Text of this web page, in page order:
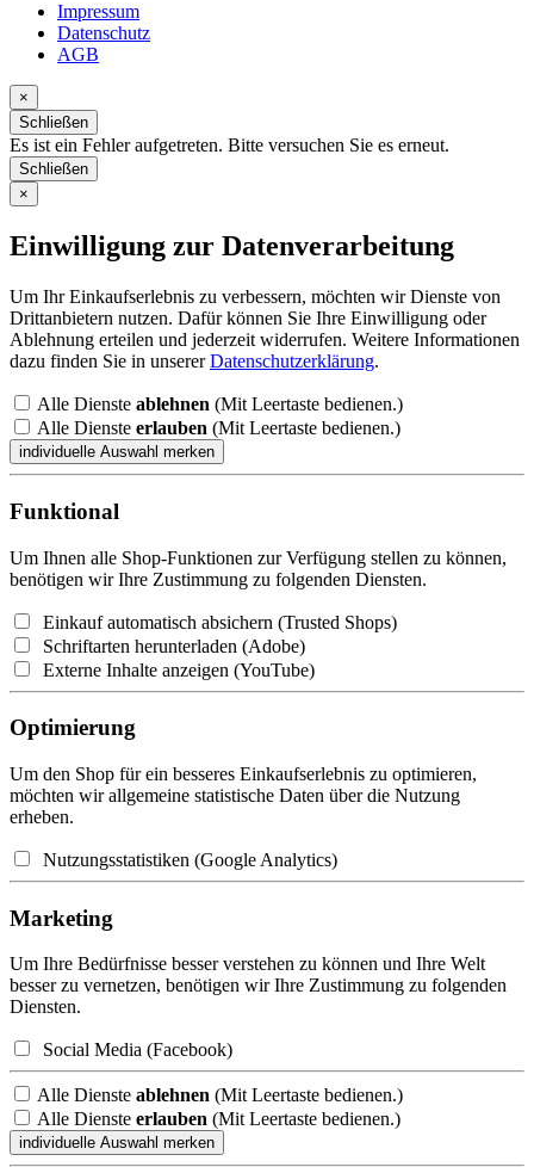
Impressum
Datenschutz
AGB
×
Schließen
Es ist ein Fehler aufgetreten. Bitte versuchen Sie es erneut.
Schließen
×
Einwilligung zur Datenverarbeitung
Um Ihr Einkaufserlebnis zu verbessern, möchten wir Dienste von
Drittanbietern nutzen. Dafür können Sie Ihre Einwilligung oder
Ablehnung erteilen und jederzeit widerrufen. Weitere Informationen
dazu finden Sie in unsererDatenschutzerklärung.
Alle Dienste ablehnen (Mit Leertaste bedienen.)
Alle Dienste erlauben (Mit Leertaste bedienen.)
Funktional
Um Ihnen alle Shop-Funktionen zur Verfügung stellen zu können,
benötigen wir Ihre Zustimmung zu folgenden Diensten.
Einkauf automatisch absichern (Trusted Shops)
Schriftarten herunterladen (Adobe)
Externe Inhalte anzeigen (YouTube)
Optimierung
Um den Shop für ein besseres Einkaufserlebnis zu optimieren,
möchten wir allgemeine statistische Daten über die Nutzung
erheben.
Nutzungsstatistiken (Google Analytics)
Marketing
Um Ihre Bedürfnisse besser verstehen zu können und Ihre Welt
besser zu vernetzen, benötigen wir Ihre Zustimmung zu folgenden
Diensten.
Social Media (Facebook)
Alle Dienste ablehnen (Mit Leertaste bedienen.)
Alle Dienste erlauben (Mit Leertaste bedienen.)